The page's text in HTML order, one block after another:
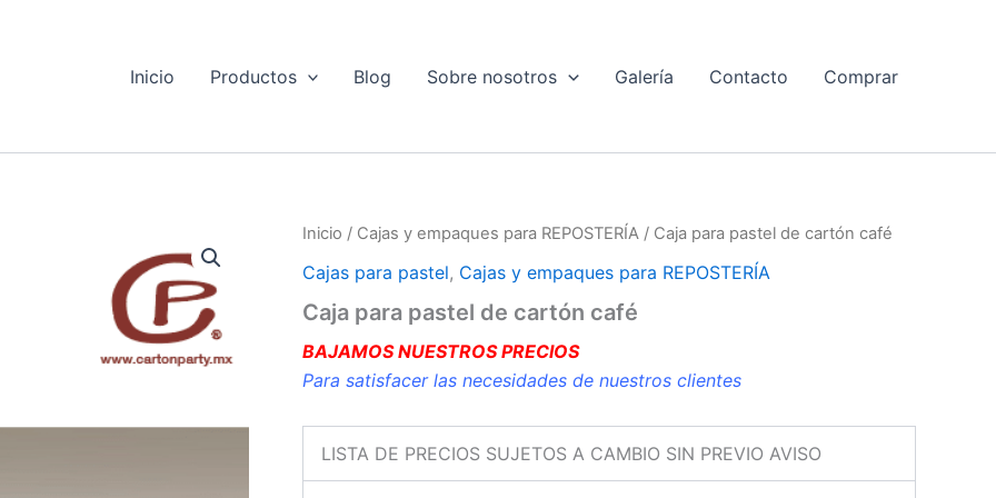
Inicio Productos Blog Sobre nosotros Galería Contacto Comprar
Inicio / Cajas y empaques para REPOSTERÍA / Caja para pastel de cartón café
Cajas para pastel, Cajas y empaques para REPOSTERÍA
Caja para pastel de cartón café
BAJAMOS NUESTROS PRECIOS
Para satisfacer las necesidades de nuestros clientes
LISTA DE PRECIOS SUJETOS A CAMBIO SIN PREVIO AVISO